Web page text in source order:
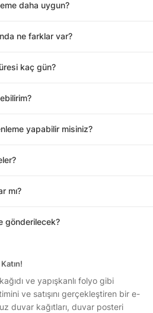
daha uygun?
ne farklar var?
kaç gün?
yapabilir misiniz?
mı?
gönderilecek?
ve yapışkanlı folyo gibi
ve satışını gerçekleştiren bir e-
duvar kağıtları, duvar posteri